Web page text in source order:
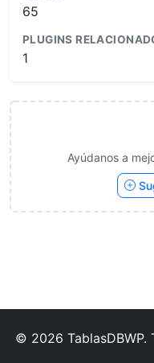
65
PLUGINS
1
Ayúdanos a
© 2026 TablasDBWP.